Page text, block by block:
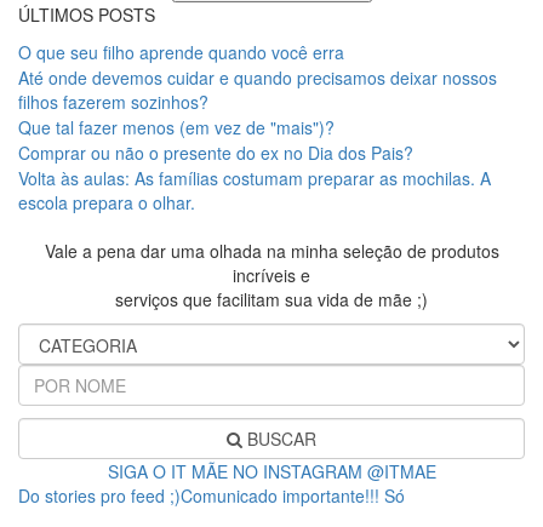
ÚLTIMOS POSTS
O que seu filho aprende quando você erra
Até onde devemos cuidar e quando precisamos deixar nossos
filhos fazerem sozinhos?
Que tal fazer menos (em vez de "mais")?
Comprar ou não o presente do ex no Dia dos Pais?
Volta às aulas: As famílias costumam preparar as mochilas. A
escola prepara o olhar.
Vale a pena dar uma olhada na minha seleção de produtos
incríveis e
serviços que facilitam sua vida de mãe ;)
BUSCAR
SIGA O IT MÃE NO INSTAGRAM @ITMAE
Do stories pro feed ;)Comunicado importante!!! Só